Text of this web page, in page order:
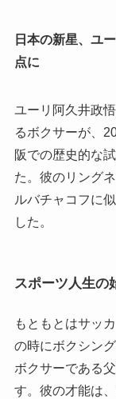
日本の新星、ユ
点に
ユーリ阿久井政
るボクサーが、
阪での歴史的な
た。彼のリング
ルバチャコフに
した。
スポーツ人生の
もともとはサッ
の時にボクシン
ボクサーである
す。彼の才能は